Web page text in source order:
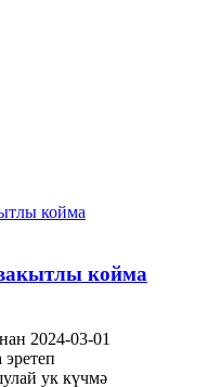
койма
2024-03-01
ук ​​күчмә